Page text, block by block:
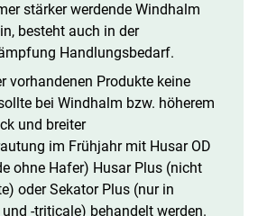
stärker werdende Windhalm
besteht auch in der
Handlungsbedarf.
vorhandenen Produkte keine
bei Windhalm bzw. höherem
und breiter
im Frühjahr mit Husar OD
ohne Hafer) Husar Plus (nicht
oder Sekator Plus (nur in
-triticale) behandelt werden.